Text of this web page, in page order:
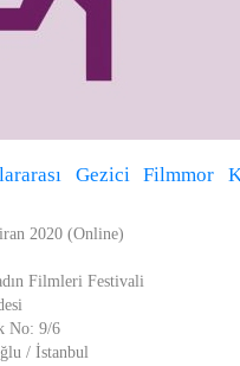
Gezici Filmmor
2020 (Online)
Filmleri Festivali
No: 9/6
/ İstanbul